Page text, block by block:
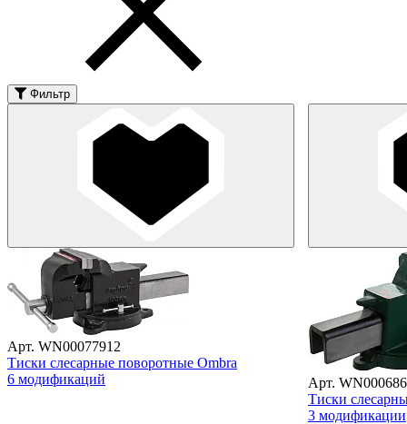
Фильтр
Арт. WN00077912
Тиски слесарные поворотные Ombra
6 модификаций
Арт.
Тиски
3 модификации